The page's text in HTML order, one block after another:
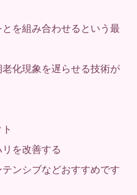
を組み合わせるという最
化現象を遅らせる技術が
を改善する
ンシブなどおすすめです